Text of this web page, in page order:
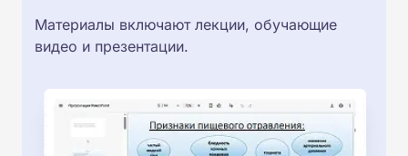
Материалы включают лекции, обучающие
видео и презентации.